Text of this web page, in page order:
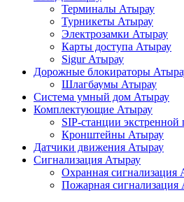
Терминалы Атырау
Турникеты Атырау
Электрозамки Атырау
Карты доступа Атырау
Sigur Атырау
Дорожные блокираторы
Шлагбаумы Атырау
Система умный дом Атырау
Комплектующие Атырау
SIP-станции
Кронштейны Атырау
Датчики движения Атырау
Сигнализация Атырау
Охранная сигнализация
Пожарная сигнализация